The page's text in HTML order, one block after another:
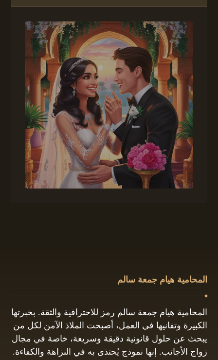
المحامية هيام جمعة سالم
المحامية هيام جمعة سالم رمز للاحترافية والثقة. بخبرتها
الكبيرة وتفانيها في العمل، أصبحت الملاذ الآمن لكل من
يبحث عن حلول قانونية دقيقة وسريعة، خاصة في مجال
زواج الأجانب. إنها نموذج يُحتذى به في النزاهة والكفاءة.